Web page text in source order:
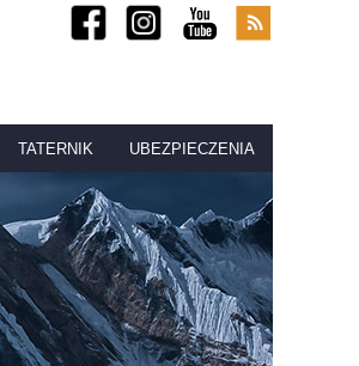
TATERNIK UBEZPIECZENIA